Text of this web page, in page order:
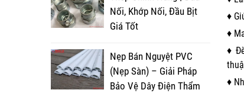
Nối, Khớp Nối, Đầu Bịt
Giá Tốt
Nẹp Bán Nguyệt PVC
(Nẹp Sàn) – Giải Pháp
Bảo Vệ Dây Điện Thẩm
♦
♦
♦
♦